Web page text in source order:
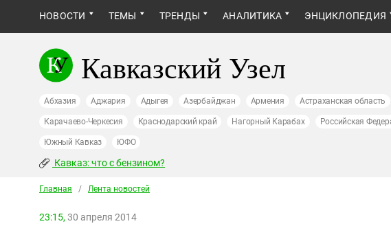
НОВОСТИ ТЕМЫ ТРЕНДЫ АНАЛИТИКА ЭНЦИКЛОПЕДИЯ
Кавказский Узел
Абхазия Аджария Адыгея Азербайджан Армения Астраханская область
Карачаево-Черкесия Краснодарский край Нагорный Карабах Российская
Южный Кавказ ЮФО
Кавказ: что с бензином?
Главная / Лента новостей
23:15, 30 апреля 2014